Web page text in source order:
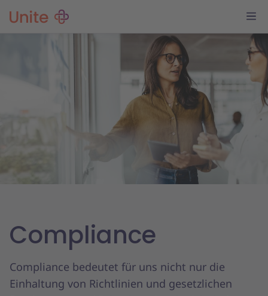
Compliance
Compliance bedeutet für uns nicht nur die
Einhaltung von Richtlinien und gesetzlichen